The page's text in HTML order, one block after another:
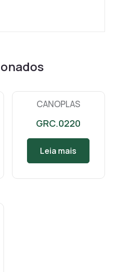
CANOPLAS
GRC.0220
Leia mais